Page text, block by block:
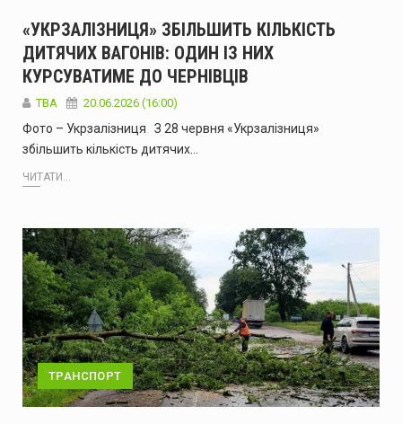
«УКРЗАЛІЗНИЦЯ» ЗБІЛЬШИТЬ КІЛЬКІСТЬ
ДИТЯЧИХ ВАГОНІВ: ОДИН ІЗ НИХ
КУРСУВАТИМЕ ДО ЧЕРНІВЦІВ
ТВА 20.06.2026 (16:00)
Фото – Укрзалізниця З 28 червня «Укрзалізниця»
збільшить кількість дитячих…
ЧИТАТИ...
ТРАНСПОРТ